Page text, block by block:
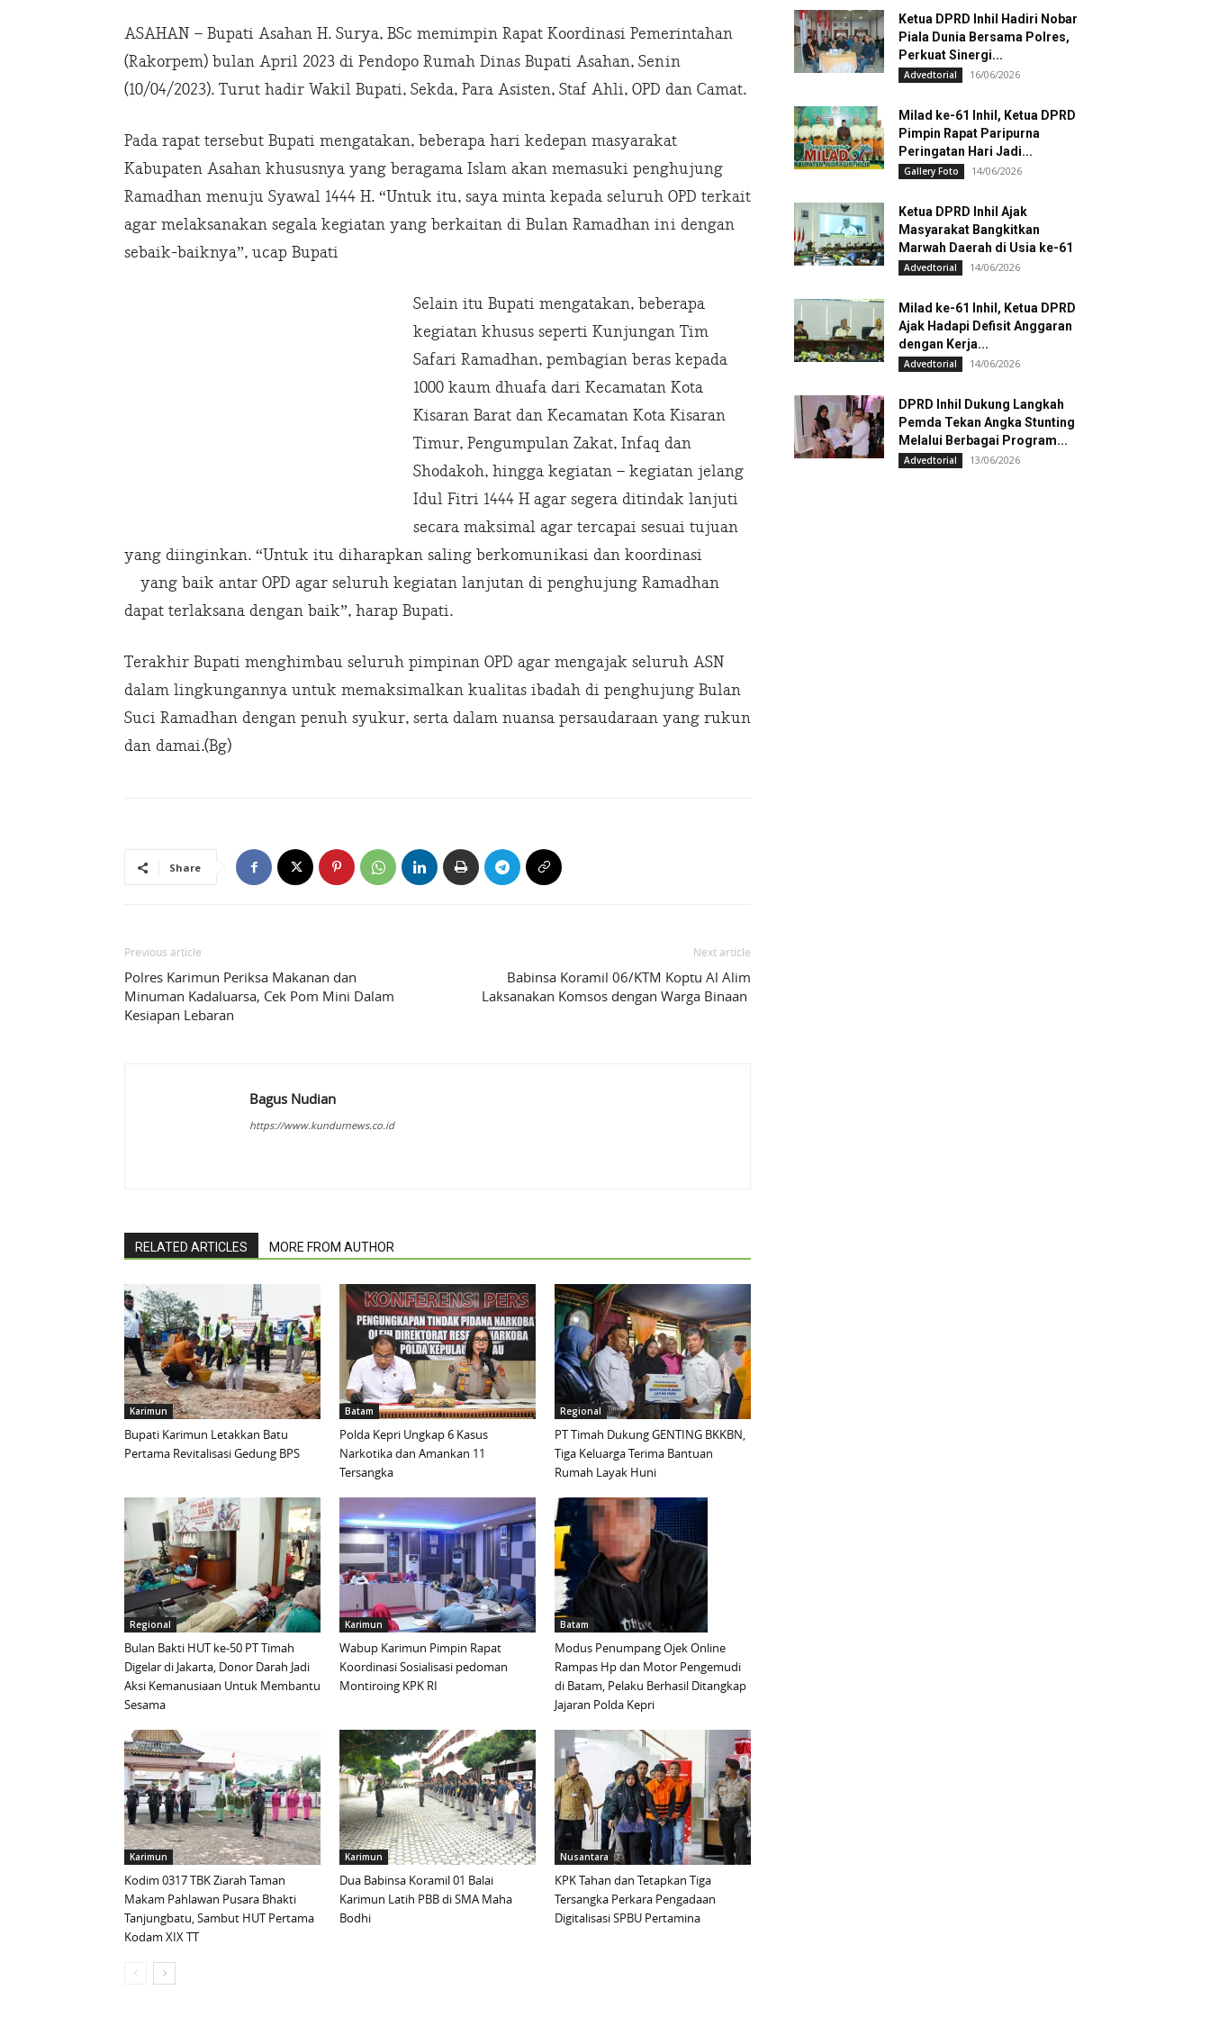
ASAHAN – Bupati Asahan H. Surya, BSc memimpin Rapat Koordinasi Pemerintahan
(Rakorpem) bulan April 2023 di Pendopo Rumah Dinas Bupati Asahan, Senin
(10/04/2023). Turut hadir Wakil Bupati, Sekda, Para Asisten, Staf Ahli, OPD dan Camat.
Pada rapat tersebut Bupati mengatakan, beberapa hari kedepan masyarakat
Kabupaten Asahan khususnya yang beragama Islam akan memasuki penghujung
Ramadhan menuju Syawal 1444 H. “Untuk itu, saya minta kepada seluruh OPD terkait
agar melaksanakan segala kegiatan yang berkaitan di Bulan Ramadhan ini dengan
sebaik-baiknya”, ucap Bupati
Selain itu Bupati mengatakan, beberapa
kegiatan khusus seperti Kunjungan Tim
Safari Ramadhan, pembagian beras kepada
1000 kaum dhuafa dari Kecamatan Kota
Kisaran Barat dan Kecamatan Kota Kisaran
Timur, Pengumpulan Zakat, Infaq dan
Shodakoh, hingga kegiatan – kegiatan jelang
Idul Fitri 1444 H agar segera ditindak lanjuti
secara maksimal agar tercapai sesuai tujuan
yang diinginkan. “Untuk itu diharapkan saling berkomunikasi dan koordinasi
yang baik antar OPD agar seluruh kegiatan lanjutan di penghujung Ramadhan
dapat terlaksana dengan baik”, harap Bupati.
Terakhir Bupati menghimbau seluruh pimpinan OPD agar mengajak seluruh ASN
dalam lingkungannya untuk memaksimalkan kualitas ibadah di penghujung Bulan
Suci Ramadhan dengan penuh syukur, serta dalam nuansa persaudaraan yang rukun
dan damai.(Bg)
Share
Previous article
Polres Karimun Periksa Makanan dan
Minuman Kadaluarsa, Cek Pom Mini Dalam
Kesiapan Lebaran
Next article
Babinsa Koramil 06/KTM Koptu Al Alim
Laksanakan Komsos dengan Warga Binaan
Bagus Nudian
https://www.kundurnews.co.id
RELATED ARTICLES MORE FROM AUTHOR
Karimun
Bupati Karimun Letakkan Batu
Pertama Revitalisasi Gedung BPS
Batam
Polda Kepri Ungkap 6 Kasus
Narkotika dan Amankan 11
Tersangka
Regional
PT Timah Dukung GENTING BKKBN,
Tiga Keluarga Terima Bantuan
Rumah Layak Huni
Regional
Bulan Bakti HUT ke-50 PT Timah
Digelar di Jakarta, Donor Darah Jadi
Aksi Kemanusiaan Untuk Membantu
Sesama
Karimun
Wabup Karimun Pimpin Rapat
Koordinasi Sosialisasi pedoman
Montiroing KPK RI
Batam
Modus Penumpang Ojek Online
Rampas Hp dan Motor Pengemudi
di Batam, Pelaku Berhasil Ditangkap
Jajaran Polda Kepri
Karimun
Kodim 0317 TBK Ziarah Taman
Makam Pahlawan Pusara Bhakti
Tanjungbatu, Sambut HUT Pertama
Kodam XIX TT
Karimun
Dua Babinsa Koramil 01 Balai
Karimun Latih PBB di SMA Maha
Bodhi
Nusantara
KPK Tahan dan Tetapkan Tiga
Tersangka Perkara Pengadaan
Digitalisasi SPBU Pertamina
Ketua DPRD Inhil Hadiri Nobar
Piala Dunia Bersama Polres,
Perkuat Sinergi...
Advedtorial 16/06/2026
Milad ke-61 Inhil, Ketua DPRD
Pimpin Rapat Paripurna
Peringatan Hari Jadi...
Gallery Foto 14/06/2026
Ketua DPRD Inhil Ajak
Masyarakat Bangkitkan
Marwah Daerah di Usia ke-61
Advedtorial 14/06/2026
Milad ke-61 Inhil, Ketua DPRD
Ajak Hadapi Defisit Anggaran
dengan Kerja...
Advedtorial 14/06/2026
DPRD Inhil Dukung Langkah
Pemda Tekan Angka Stunting
Melalui Berbagai Program...
Advedtorial 13/06/2026